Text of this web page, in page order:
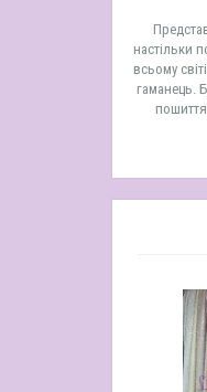
настільки
всьому
гаманець.
пошиття